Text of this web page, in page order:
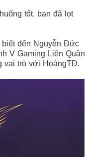
tốt, bạn đã lọt
đến Nguyễn Đức
V Gaming Liên Quân
vai trò với HoàngTĐ.